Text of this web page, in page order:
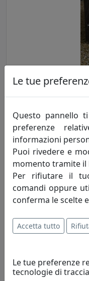
TAVOLINO SCACCO
TAVOLINO MIAMI D45
COD 25004-00
Le tue
Questo pannello
preferenze
informazioni
Puoi rivedere e
momento tramite il
Per rifiutare il
comandi oppure
conferma le scelte
Accetta tutto
Le tue preferenze
tecnologie di